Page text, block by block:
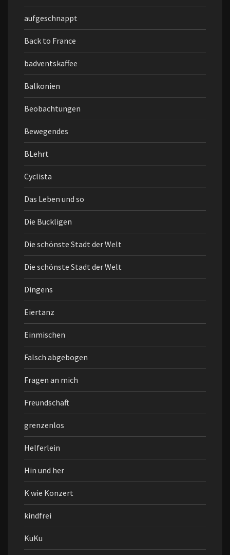
aufgeschnappt
Back to France
badventskaffee
Balkonien
Beobachtungen
Bewegendes
BLehrt
Cyclista
Das Leben und so
Die Buckligen
Die schönste Stadt der Welt
Die schönste Stadt der Welt
Dingens
Eiertanz
Einmischen
Falsch abgebogen
Fragen an mich
Freundschaft
grenzenlos
Helferlein
Hin und her
K wie Konzert
kindfrei
KuKu